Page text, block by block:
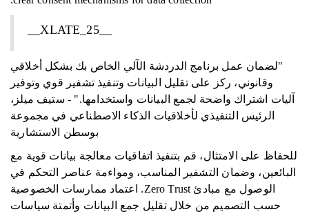
__XLATE_25__
"لضمان عمل برنامج الدردشة الآلي الخاص بك بشكل أخلاقي
وقانوني، ركز على تقليل البيانات وتنفيذ تشفير قوي وتوفير
آليات اشتراك واضحة لجمع البيانات واستخدامها." - ستيف ميلز،
الرئيس التنفيذي لأخلاقيات الذكاء الاصطناعي في مجموعة
بوسطن الاستشارية
للحفاظ على الامتثال، قم بتنفيذ اتفاقيات معالجة بيانات قوية مع
البائعين، وضمان التشفير المناسب، ومواءمة عناصر التحكم في
الوصول مع مبادئ Zero Trust. اعتماد ممارسات الخصوصية
حسب التصميم من خلال تقليل جمع البيانات وأتمتة سياسات